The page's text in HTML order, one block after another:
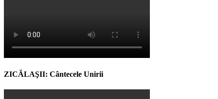
ZICĂLAŞII: Cântecele Unirii